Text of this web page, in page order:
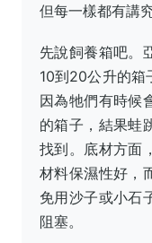
但每一樣都有講究
先說飼養箱吧。
10到20公升的箱
因為牠們有時候
的箱子，結果蛙
找到。底材方面
材料保濕性好，
免用沙子或小石
阻塞。